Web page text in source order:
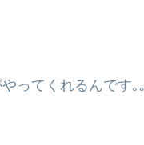
ってくれるんです｡